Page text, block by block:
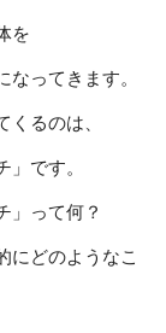
を
ってきます。
るのは、
」です。
」って何？
にどのようなこ